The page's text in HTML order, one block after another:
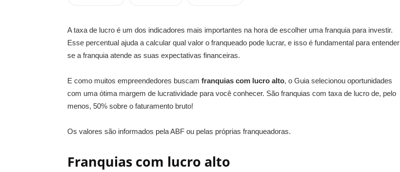
A taxa de lucro é um dos indicadores mais importantes na hora de escolher uma franquia para investir.
Esse percentual ajuda a calcular qual valor o franqueado pode lucrar, e isso é fundamental para entender
se a franquia atende as suas expectativas financeiras.
E como muitos empreendedores buscam franquias com lucro alto, o Guia selecionou oportunidades
com uma ótima margem de lucratividade para você conhecer. São franquias com taxa de lucro de, pelo
menos, 50% sobre o faturamento bruto!
Os valores são informados pela ABF ou pelas próprias franqueadoras.
Franquias com lucro alto